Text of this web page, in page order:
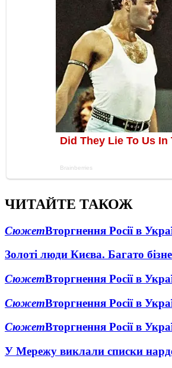
ЧИТАЙТЕ ТАКОЖ
СюжетВторгнення Росії в
Золоті люди Києва. Багато
СюжетВторгнення Росії в
СюжетВторгнення Росії в
СюжетВторгнення Росії в
У Мережу виклали списки